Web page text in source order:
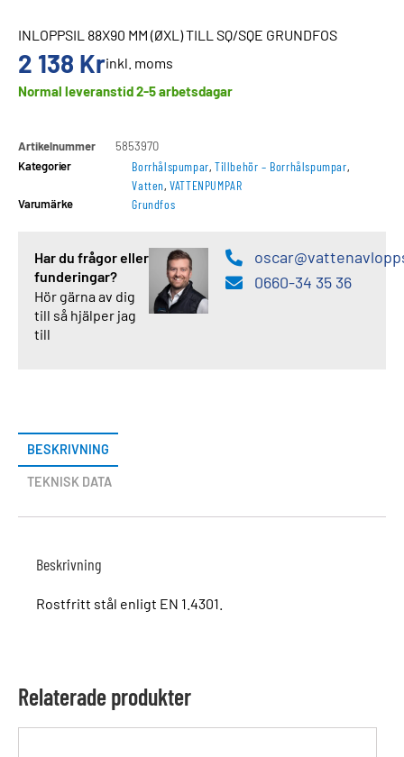
INLOPPSIL 88X90 MM (ØXL) TILL SQ/SQE GRUNDFOS
2 138 Krinkl. moms
Normal leveranstid 2-5 arbetsdagar
Artikelnummer
5853970
Kategorier
Borrhålspumpar,Tillbehör – Borrhålspumpar,
Vatten,VATTENPUMPAR
Varumärke Grundfos
Har du frågor eller
funderingar?
Hör gärna av dig
till så hjälper jag
till
0660-34 35 36
BESKRIVNING
TEKNISK DATA
Beskrivning
Rostfritt stål enligt EN 1.4301.
Relaterade produkter